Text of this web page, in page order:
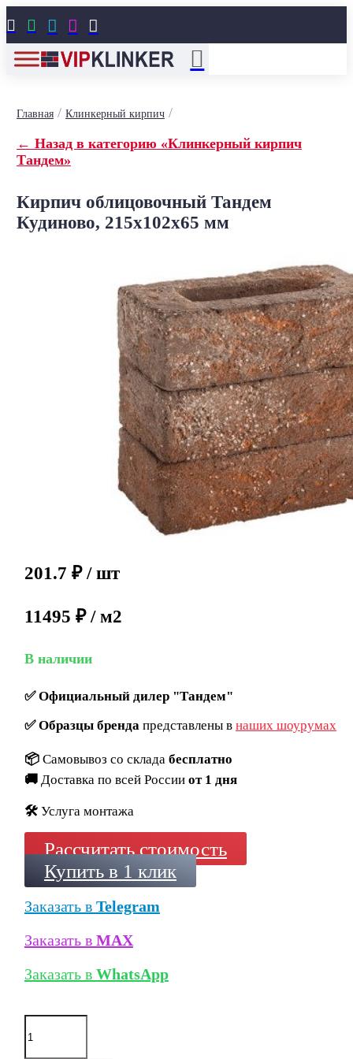
    
Главная/ Клинкерный кирпич/
← Назад в категорию «Клинкерный кирпич
Тандем»
Кирпич облицовочный Тандем
Кудиново, 215x102x65 мм
201.7 ₽ / шт
11495 ₽ / м2
В наличии
✅Официальный дилер "Тандем"
✅Образцы брендапредставлены в наших шоурумах
📦 Самовывоз со склада бесплатно
🚚 Доставка по всей России от 1 дня
🛠️ Услуга монтажа
Рассчитать стоимость
Купить в 1 клик
Заказать в Telegram
Заказать в MAX
Заказать в WhatsApp
Количество
товара